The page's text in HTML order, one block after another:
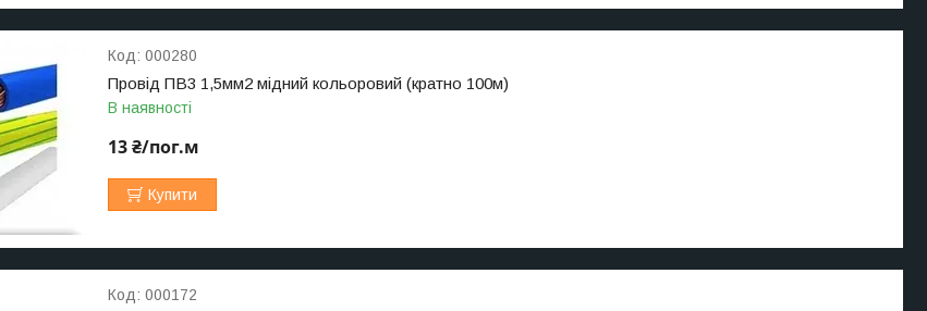
000280
Провід ПВ3 1,5мм2 мідний кольоровий (кратно 100м)
В наявності
13 ₴/пог.м
Купити
000172